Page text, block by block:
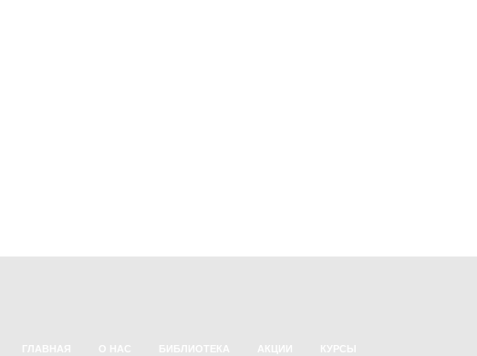
ГЛАВНАЯ О НАС БИБЛИОТЕКА АКЦИИ КУРСЫ